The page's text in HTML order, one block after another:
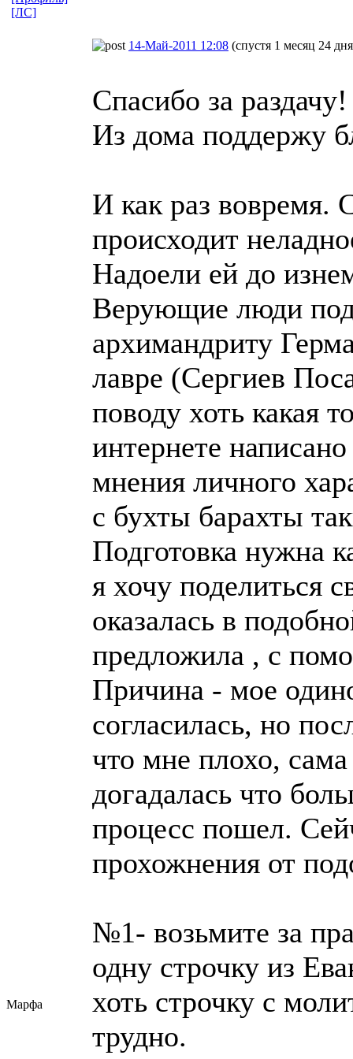
[ЛС]
Марфа
14-Май-2011 12:08 (спустя 1 месяц 24
Спасибо за раздачу!
Из дома поддержу
И как раз вовремя.
происходит
Надоели ей до
Верующие люди
архимандриту
лавре (Сергиев
поводу хоть какая
интернете
мнения личного
с бухты барахты
Подготовка нужна
я хочу поделиться
оказалась в
предложила , с
Причина - мое
согласилась, но
что мне плохо,
догадалась что
процесс пошел.
прохожнения от
№1- возьмите за
одну строчку из
хоть строчку с
трудно.